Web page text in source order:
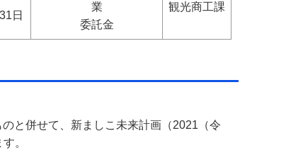
日
業
委託金
観光商工課
と併せて、新ましこ未来計画（2021（令
。